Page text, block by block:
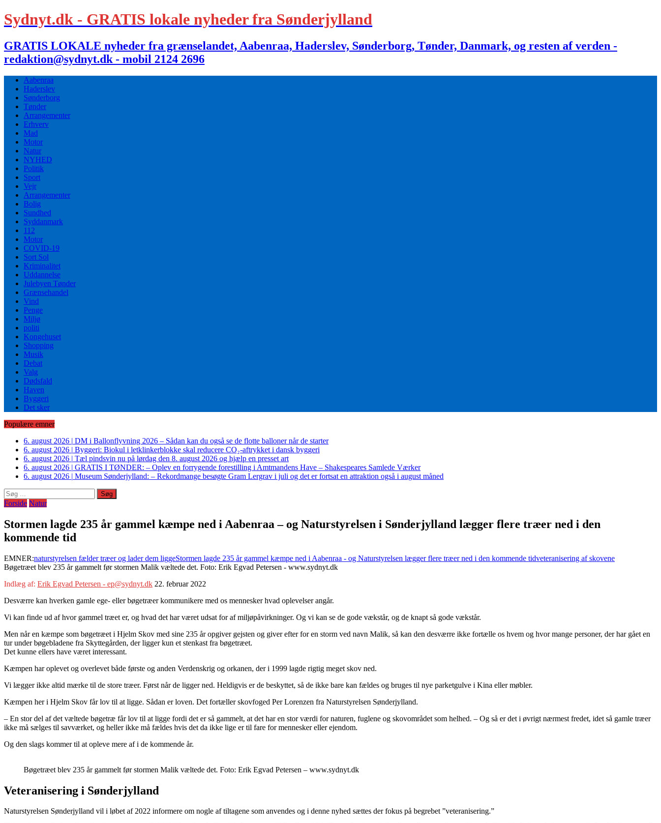
Sydnyt.dk - GRATIS lokale nyheder fra Sønderjylland
GRATIS LOKALE nyheder fra grænselandet, Aabenraa, Haderslev, Sønderborg, Tønder, Danmark, og resten af verden -
redaktion@sydnyt.dk - mobil 2124 2696
Aabenraa
Haderslev
Sønderborg
Tønder
Arrangementer
Erhverv
Mad
Motor
Natur
NYHED
Politik
Sport
Vejr
Arrangementer
Bolig
Sundhed
Syddanmark
112
Motor
COVID-19
Sort Sol
Kriminalitet
Uddannelse
Julebyen Tønder
Grænsehandel
Vind
Penge
Miljø
politi
Kongehuset
Shopping
Musik
Debat
Valg
Dødsfald
Haven
Byggeri
Det sker
Populære emner
6. august 2026 | DM i Ballonflyvning 2026 – Sådan kan du også se de flotte balloner når de starter
6. august 2026 | Byggeri: Biokul i letklinkerblokke skal reducere CO₂-aftrykket i dansk byggeri
6. august 2026 | Tæl pindsvin nu på lørdag den 8. august 2026 og hjælp en presset art
6. august 2026 | GRATIS I TØNDER: – Oplev en forrygende forestilling i Amtmandens Have – Shakespeares Samlede Værker
6. august 2026 | Museum Sønderjylland: – Rekordmange besøgte Gram Lergrav i juli og det er fortsat en attraktion også i august måned
Søg
efter:
Forside Natur
Stormen lagde 235 år gammel kæmpe ned i Aabenraa – og Naturstyrelsen i Sønderjylland lægger flere træer ned i den
kommende tid
EMNER:naturstyrelsen fælder træer og lader dem liggeStormen lagde 235 år gammel kæmpe ned i Aabenraa - og Naturstyrelsen lægger flere træer ned i den kommende tidveteranisering af skovene
Bøgetræet blev 235 år gammelt før stormen Malik væltede det. Foto: Erik Egvad Petersen - www.sydnyt.dk
Indlæg af: Erik Egvad Petersen - ep@sydnyt.dk 22. februar 2022
Desværre kan hverken gamle ege- eller bøgetræer kommunikere med os mennesker hvad oplevelser angår.
Vi kan finde ud af hvor gammel træet er, og hvad det har været udsat for af miljøpåvirkninger. Og vi kan se de gode vækstår, og de knapt så gode vækstår.
Men når en kæmpe som bøgetræet i Hjelm Skov med sine 235 år opgiver gejsten og giver efter for en storm ved navn Malik, så kan den desværre ikke fortælle os hvem og hvor mange personer, der har gået en
tur under bøgebladene fra Skyttegården, der ligger kun et stenkast fra bøgetræet.
Det kunne ellers have været interessant.
Kæmpen har oplevet og overlevet både første og anden Verdenskrig og orkanen, der i 1999 lagde rigtig meget skov ned.
Vi lægger ikke altid mærke til de store træer. Først når de ligger ned. Heldigvis er de beskyttet, så de ikke bare kan fældes og bruges til nye parketgulve i Kina eller møbler.
Kæmpen her i Hjelm Skov får lov til at ligge. Sådan er loven. Det fortæller skovfoged Per Lorenzen fra Naturstyrelsen Sønderjylland.
– En stor del af det væltede bøgetræ får lov til at ligge fordi det er så gammelt, at det har en stor værdi for naturen, fuglene og skovområdet som helhed. – Og så er det i øvrigt nærmest fredet, idet så gamle træer
ikke må sælges til savværket, og heller ikke må fældes hvis det da ikke lige er til fare for mennesker eller ejendom.
Og den slags kommer til at opleve mere af i de kommende år.
Bøgetræet blev 235 år gammelt før stormen Malik væltede det. Foto: Erik Egvad Petersen – www.sydnyt.dk
Veteranisering i Sønderjylland
Naturstyrelsen Sønderjylland vil i løbet af 2022 informere om nogle af tiltagene som anvendes og i denne nyhed sættes der fokus på begrebet ”veteranisering.”